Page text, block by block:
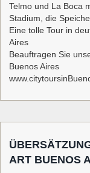
Telmo und La Boca
Stadium, die
Eine tolle Tour in
Aires
Beauftragen Sie
Buenos Aires
ART BUENOS